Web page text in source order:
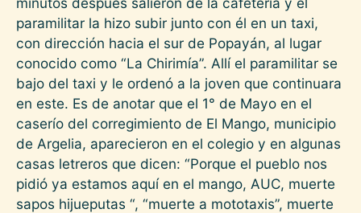
paramilitar la hizo subir junto con él en un taxi,
con dirección hacia el sur de Popayán, al lugar
conocido como “La Chirimía”. Allí el paramilitar se
bajo del taxi y le ordenó a la joven que continuara
en este. Es de anotar que el 1° de Mayo en el
caserío del corregimiento de El Mango, municipio
de Argelia, aparecieron en el colegio y en algunas
casas letreros que dicen: “Porque el pueblo nos
pidió ya estamos aquí en el mango, AUC, muerte
sapos hijueputas “, “muerte a mototaxis”, muerte